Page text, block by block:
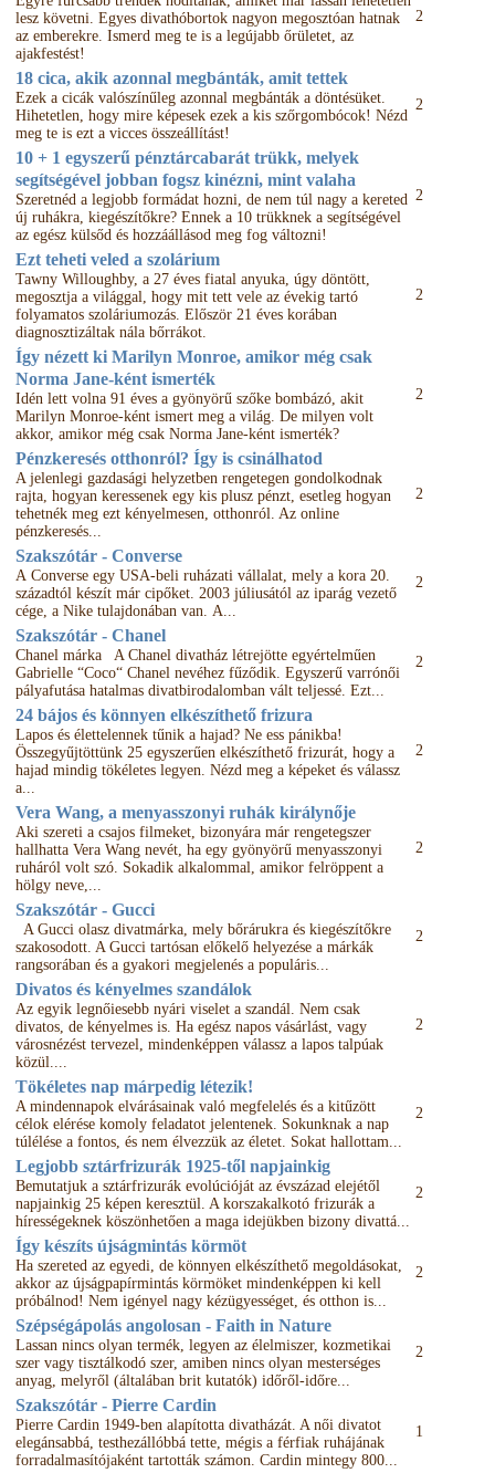
lesz követni. Egyes divathóbortok nagyon megosztóan hatnak
az emberekre. Ismerd meg te is a legújabb őrületet, az
ajakfestést!
2
18 cica, akik azonnal megbánták, amit tettek
Ezek a cicák valószínűleg azonnal megbánták a döntésüket.
Hihetetlen, hogy mire képesek ezek a kis szőrgombócok! Nézd
meg te is ezt a vicces összeállítást!
2
10 + 1 egyszerű pénztárcabarát trükk, melyek
segítségével jobban fogsz kinézni, mint valaha
Szeretnéd a legjobb formádat hozni, de nem túl nagy a kereted
új ruhákra, kiegészítőkre? Ennek a 10 trükknek a segítségével
az egész külsőd és hozzáállásod meg fog változni!
2
Ezt teheti veled a szolárium
Tawny Willoughby, a 27 éves fiatal anyuka, úgy döntött,
megosztja a világgal, hogy mit tett vele az évekig tartó
folyamatos szoláriumozás. Először 21 éves korában
diagnosztizáltak nála bőrrákot.
2
Így nézett ki Marilyn Monroe, amikor még csak
Norma Jane-ként ismerték
Idén lett volna 91 éves a gyönyörű szőke bombázó, akit
Marilyn Monroe-ként ismert meg a világ. De milyen volt
akkor, amikor még csak Norma Jane-ként ismerték?
2
Pénzkeresés otthonról? Így is csinálhatod
A jelenlegi gazdasági helyzetben rengetegen gondolkodnak
rajta, hogyan keressenek egy kis plusz pénzt, esetleg hogyan
tehetnék meg ezt kényelmesen, otthonról. Az online
pénzkeresés...
2
Szakszótár - Converse
A Converse egy USA-beli ruházati vállalat, mely a kora 20.
századtól készít már cipőket. 2003 júliusától az iparág vezető
cége, a Nike tulajdonában van. A...
2
Szakszótár - Chanel
Chanel márka A Chanel divatház létrejötte egyértelműen
Gabrielle “Coco“ Chanel nevéhez fűződik. Egyszerű varrónői
pályafutása hatalmas divatbirodalomban vált teljessé. Ezt...
2
24 bájos és könnyen elkészíthető frizura
Lapos és élettelennek tűnik a hajad? Ne ess pánikba!
Összegyűjtöttünk 25 egyszerűen elkészíthető frizurát, hogy a
hajad mindig tökéletes legyen. Nézd meg a képeket és válassz
a...
2
Vera Wang, a menyasszonyi ruhák királynője
Aki szereti a csajos filmeket, bizonyára már rengetegszer
hallhatta Vera Wang nevét, ha egy gyönyörű menyasszonyi
ruháról volt szó. Sokadik alkalommal, amikor felröppent a
hölgy neve,...
2
Szakszótár - Gucci
A Gucci olasz divatmárka, mely bőrárukra és kiegészítőkre
szakosodott. A Gucci tartósan előkelő helyezése a márkák
rangsorában és a gyakori megjelenés a populáris...
2
Divatos és kényelmes szandálok
Az egyik legnőiesebb nyári viselet a szandál. Nem csak
divatos, de kényelmes is. Ha egész napos vásárlást, vagy
városnézést tervezel, mindenképpen válassz a lapos talpúak
közül....
2
Tökéletes nap márpedig létezik!
A mindennapok elvárásainak való megfelelés és a kitűzött
célok elérése komoly feladatot jelentenek. Sokunknak a nap
túlélése a fontos, és nem élvezzük az életet. Sokat hallottam...
2
Legjobb sztárfrizurák 1925-től napjainkig
Bemutatjuk a sztárfrizurák evolúcióját az évszázad elejétől
napjainkig 25 képen keresztül. A korszakalkotó frizurák a
hírességeknek köszönhetően a maga idejükben bizony divattá...
2
Így készíts újságmintás körmöt
Ha szereted az egyedi, de könnyen elkészíthető megoldásokat,
akkor az újságpapírmintás körmöket mindenképpen ki kell
próbálnod! Nem igényel nagy kézügyességet, és otthon is...
2
Szépségápolás angolosan - Faith in Nature
Lassan nincs olyan termék, legyen az élelmiszer, kozmetikai
szer vagy tisztálkodó szer, amiben nincs olyan mesterséges
anyag, melyről (általában brit kutatók) időről-időre...
2
Szakszótár - Pierre Cardin
Pierre Cardin 1949-ben alapította divatházát. A női divatot
elegánsabbá, testhezállóbbá tette, mégis a férfiak ruhájának
forradalmasítójaként tartották számon. Cardin mintegy 800...
1